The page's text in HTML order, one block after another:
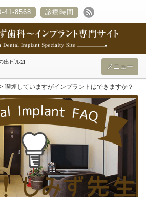
41-8568 診療時間
出ビル2F
メニュー
> 喫煙していますがインプラントはできますか？